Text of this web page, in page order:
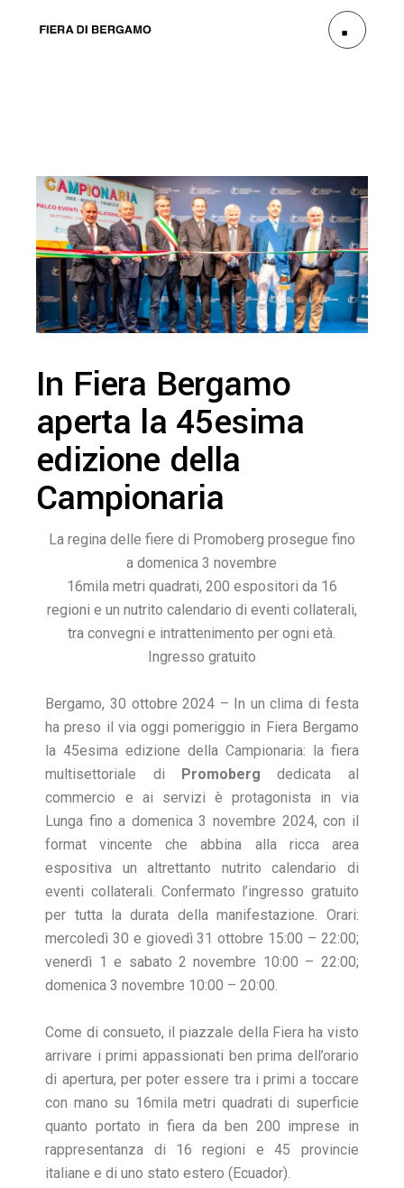
In Fiera Bergamo
aperta la 45esima
edizione della
Campionaria
La regina delle fiere di Promoberg prosegue fino
a domenica 3 novembre
16mila metri quadrati, 200 espositori da 16
regioni e un nutrito calendario di eventi collaterali,
tra convegni e intrattenimento per ogni età.
Ingresso gratuito
Bergamo, 30 ottobre 2024 – In un clima di festa
ha preso il via oggi pomeriggio in Fiera Bergamo
la 45esima edizione della Campionaria: la fiera
multisettoriale di Promobergdedicata al
commercio e ai servizi è protagonista in via
Lunga fino a domenica 3 novembre 2024, con il
format vincente che abbina alla ricca area
espositiva un altrettanto nutrito calendario di
eventi collaterali. Confermato l’ingresso gratuito
per tutta la durata della manifestazione. Orari:
mercoledì 30 e giovedì 31 ottobre 15:00 – 22:00;
venerdì 1 e sabato 2 novembre 10:00 – 22:00;
domenica 3 novembre 10:00 – 20:00.
Come di consueto, il piazzale della Fiera ha visto
arrivare i primi appassionati ben prima dell’orario
di apertura, per poter essere tra i primi a toccare
con mano su 16mila metri quadrati di superficie
quanto portato in fiera da ben 200 imprese in
rappresentanza di 16 regioni e 45 provincie
italiane e di uno stato estero (Ecuador).